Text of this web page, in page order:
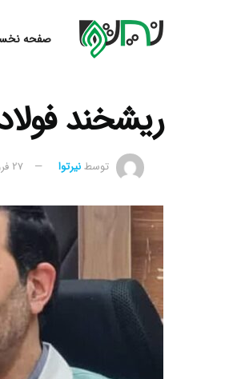
صفحه
ریشخند
توسطنیرتوا 27 فروردین 1403